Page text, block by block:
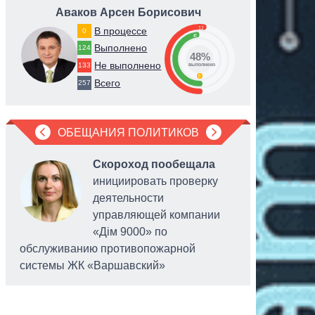
Аваков Арсен Борисович
0 В процессе
124 Выполнено
133 Не выполнено
257 Всего
52
48
0
48%
выполнено
ОБЕЩАНИЯ ПОЛИТИКОВ
Скороход пообещала
инициировать проверку
деятельности
управляющей компании
«Дім 9000» по
обслуживанию противопожарной
системы ЖК «Варшавский»